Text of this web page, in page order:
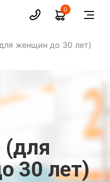
0
женщин до 30 лет)
(для
30 лет)